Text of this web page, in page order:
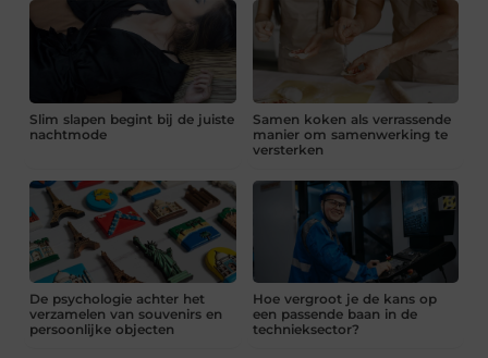
Slim slapen begint bij de juiste
nachtmode
Samen koken als verrassende
manier om samenwerking te
versterken
De psychologie achter het
verzamelen van souvenirs en
persoonlijke objecten
Hoe vergroot je de kans op
een passende baan in de
technieksector?